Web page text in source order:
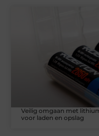
Veilig omgaan met
voor laden en opslag